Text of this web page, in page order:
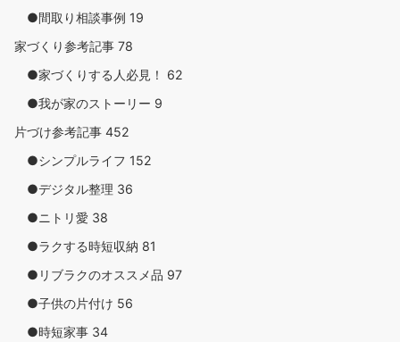
●間取り相談事例 19
家づくり参考記事 78
●家づくりする人必見！ 62
●我が家のストーリー 9
片づけ参考記事 452
●シンプルライフ 152
●デジタル整理 36
●ニトリ愛 38
●ラクする時短収納 81
●リブラクのオススメ品 97
●子供の片付け 56
●時短家事 34